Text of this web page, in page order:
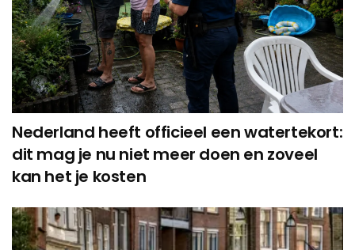
Nederland heeft officieel een watertekort:
dit mag je nu niet meer doen en zoveel
kan het je kosten